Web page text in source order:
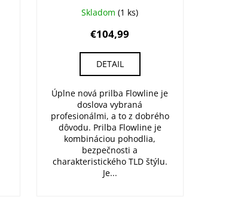
Skladom(1 ks)
€104,99
DETAIL
Úplne nová prilba Flowline je
doslova vybraná
profesionálmi, a to z dobrého
dôvodu. Prilba Flowline je
kombináciou pohodlia,
bezpečnosti a
charakteristického TLD štýlu.
Je...